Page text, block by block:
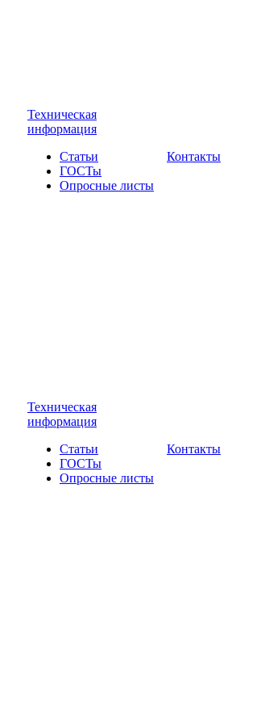
Техническая
информация
Статьи
ГОСТы
Опросные листы
Контакты
Техническая
информация
Статьи
ГОСТы
Опросные листы
Контакты